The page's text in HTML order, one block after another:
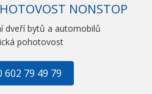
NONSTOP
dveří bytů a automobilů
pohotovost
602 79 49 79